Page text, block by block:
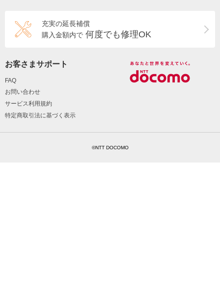
充実の延長補償
購入金額内で 何度でも修理OK
お客さまサポート
FAQ
お問い合わせ
サービス利用規約
特定商取引法に基づく表示
©NTT DOCOMO